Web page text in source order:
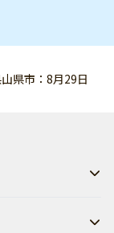
県市：8月29日